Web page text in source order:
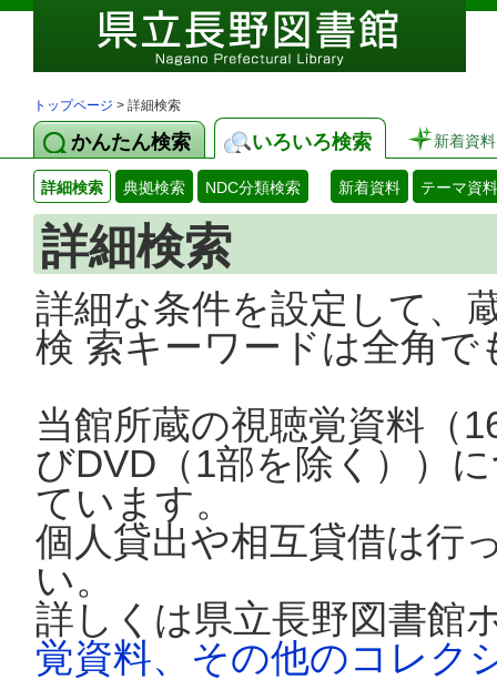
トップページ > 詳細検索
かんたん検索 いろいろ検索 新着資料
詳細検索 典拠検索 NDC分類検索 新着資料 テーマ資料
詳細検索
詳細な条件を設定して、
検 索キーワードは全角
当館所蔵の視聴覚資料（
びDVD（1部を除く））
ています。
個人貸出や相互貸借は行
い。
詳しくは県立長野図書館
覚資料、その他のコレク